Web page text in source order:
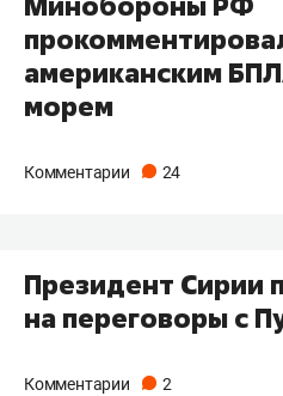
американским
морем
Комментарии 24
Президент Сирии
на переговоры с
Комментарии 2